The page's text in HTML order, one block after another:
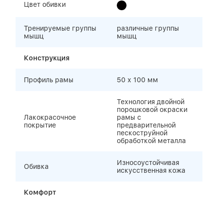
Цвет обивки
Тренируемые группы
мышц
различные группы
мышц
Конструкция
Профиль рамы 50 х 100 мм
Лакокрасочное
покрытие
Технология двойной
порошковой окраски
рамы с
предварительной
пескоструйной
обработкой металла
Обивка
Износоустойчивая
искусственная кожа
Комфорт